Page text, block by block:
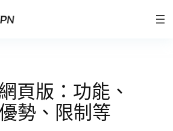
頁版：功能、
勢、限制等